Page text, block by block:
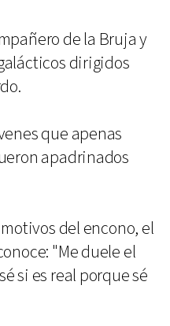
de la Bruja y
dirigidos
que apenas
apadrinados
del encono, el
"Me duele el
si es real porque sé